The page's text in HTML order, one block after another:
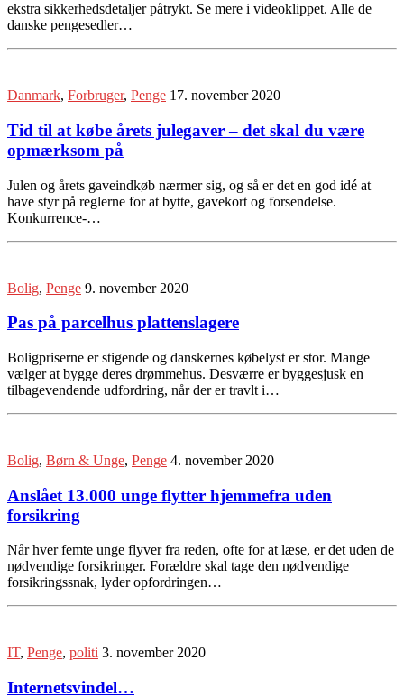
ekstra sikkerhedsdetaljer påtrykt. Se mere i videoklippet. Alle de
danske pengesedler…
Danmark, Forbruger, Penge 17. november 2020
Tid til at købe årets julegaver – det skal du være
opmærksom på
Julen og årets gaveindkøb nærmer sig, og så er det en god idé at
have styr på reglerne for at bytte, gavekort og forsendelse.
Konkurrence-…
Bolig, Penge 9. november 2020
Pas på parcelhus plattenslagere
Boligpriserne er stigende og danskernes købelyst er stor. Mange
vælger at bygge deres drømmehus. Desværre er byggesjusk en
tilbagevendende udfordring, når der er travlt i…
Bolig, Børn & Unge, Penge 4. november 2020
Anslået 13.000 unge flytter hjemmefra uden
forsikring
Når hver femte unge flyver fra reden, ofte for at læse, er det uden de
nødvendige forsikringer. Forældre skal tage den nødvendige
forsikringssnak, lyder opfordringen…
IT, Penge, politi 3. november 2020
Internetsvindel…